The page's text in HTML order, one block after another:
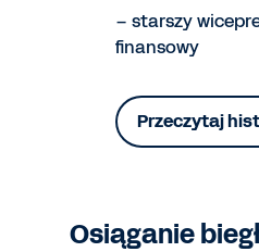
– starszy
finansowy
Przeczytaj
Osiąganie